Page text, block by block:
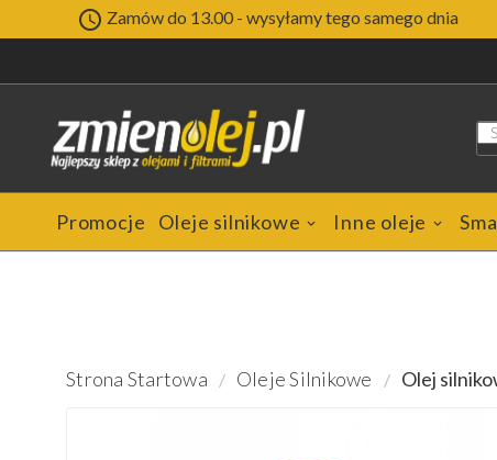
 Zamów do 13.00 - wysyłamy tego samego dnia
Promocje Oleje silnikowe Inne oleje
Strona Startowa Oleje Silnikowe Olej